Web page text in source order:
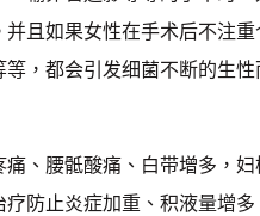
且如果女性在手术后不注
，都会引发细菌不断的生性
腰骶酸痛、白带增多，妇
防止炎症加重、积液量增多